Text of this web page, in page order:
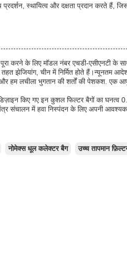
स्थायित्व और दक्षता प्रदान करते हैं,
करने के लिए मॉडल नंबर एचडी-एसीएनटी
झेजियांग, चीन में निर्मित होते हैं।न्यूनतम
हम लचीला भुगतान की शर्तों की पेशकश. एक
किए गए इन कुशल फिल्टर बैगों का घनत्व
संचालन में हवा निस्पंदन के लिए अपनी
नोमेक्स धूल कलेक्टर बैग उच्च तापमान